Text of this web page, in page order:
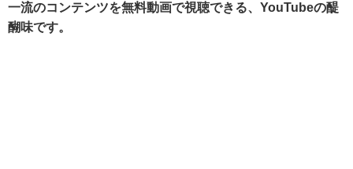
一流のコンテンツを無料動画で視聴できる、YouTubeの醍
醐味です。